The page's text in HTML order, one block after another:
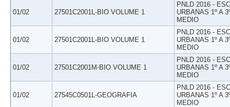
01/02 27501C2001L-BIO VOLUME 1
PNLD 2016 -
URBANAS 1º A
MEDIO
01/02 27501C2001L-BIO VOLUME 1
PNLD 2016 -
URBANAS 1º A
MEDIO
01/02 27501C2001M-BIO VOLUME 1
PNLD 2016 -
URBANAS 1º A
MEDIO
01/02 27545C0501L-GEOGRAFIA
PNLD 2016 -
URBANAS 1º A
MEDIO